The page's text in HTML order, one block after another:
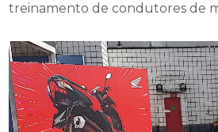
treinamento de condutores de